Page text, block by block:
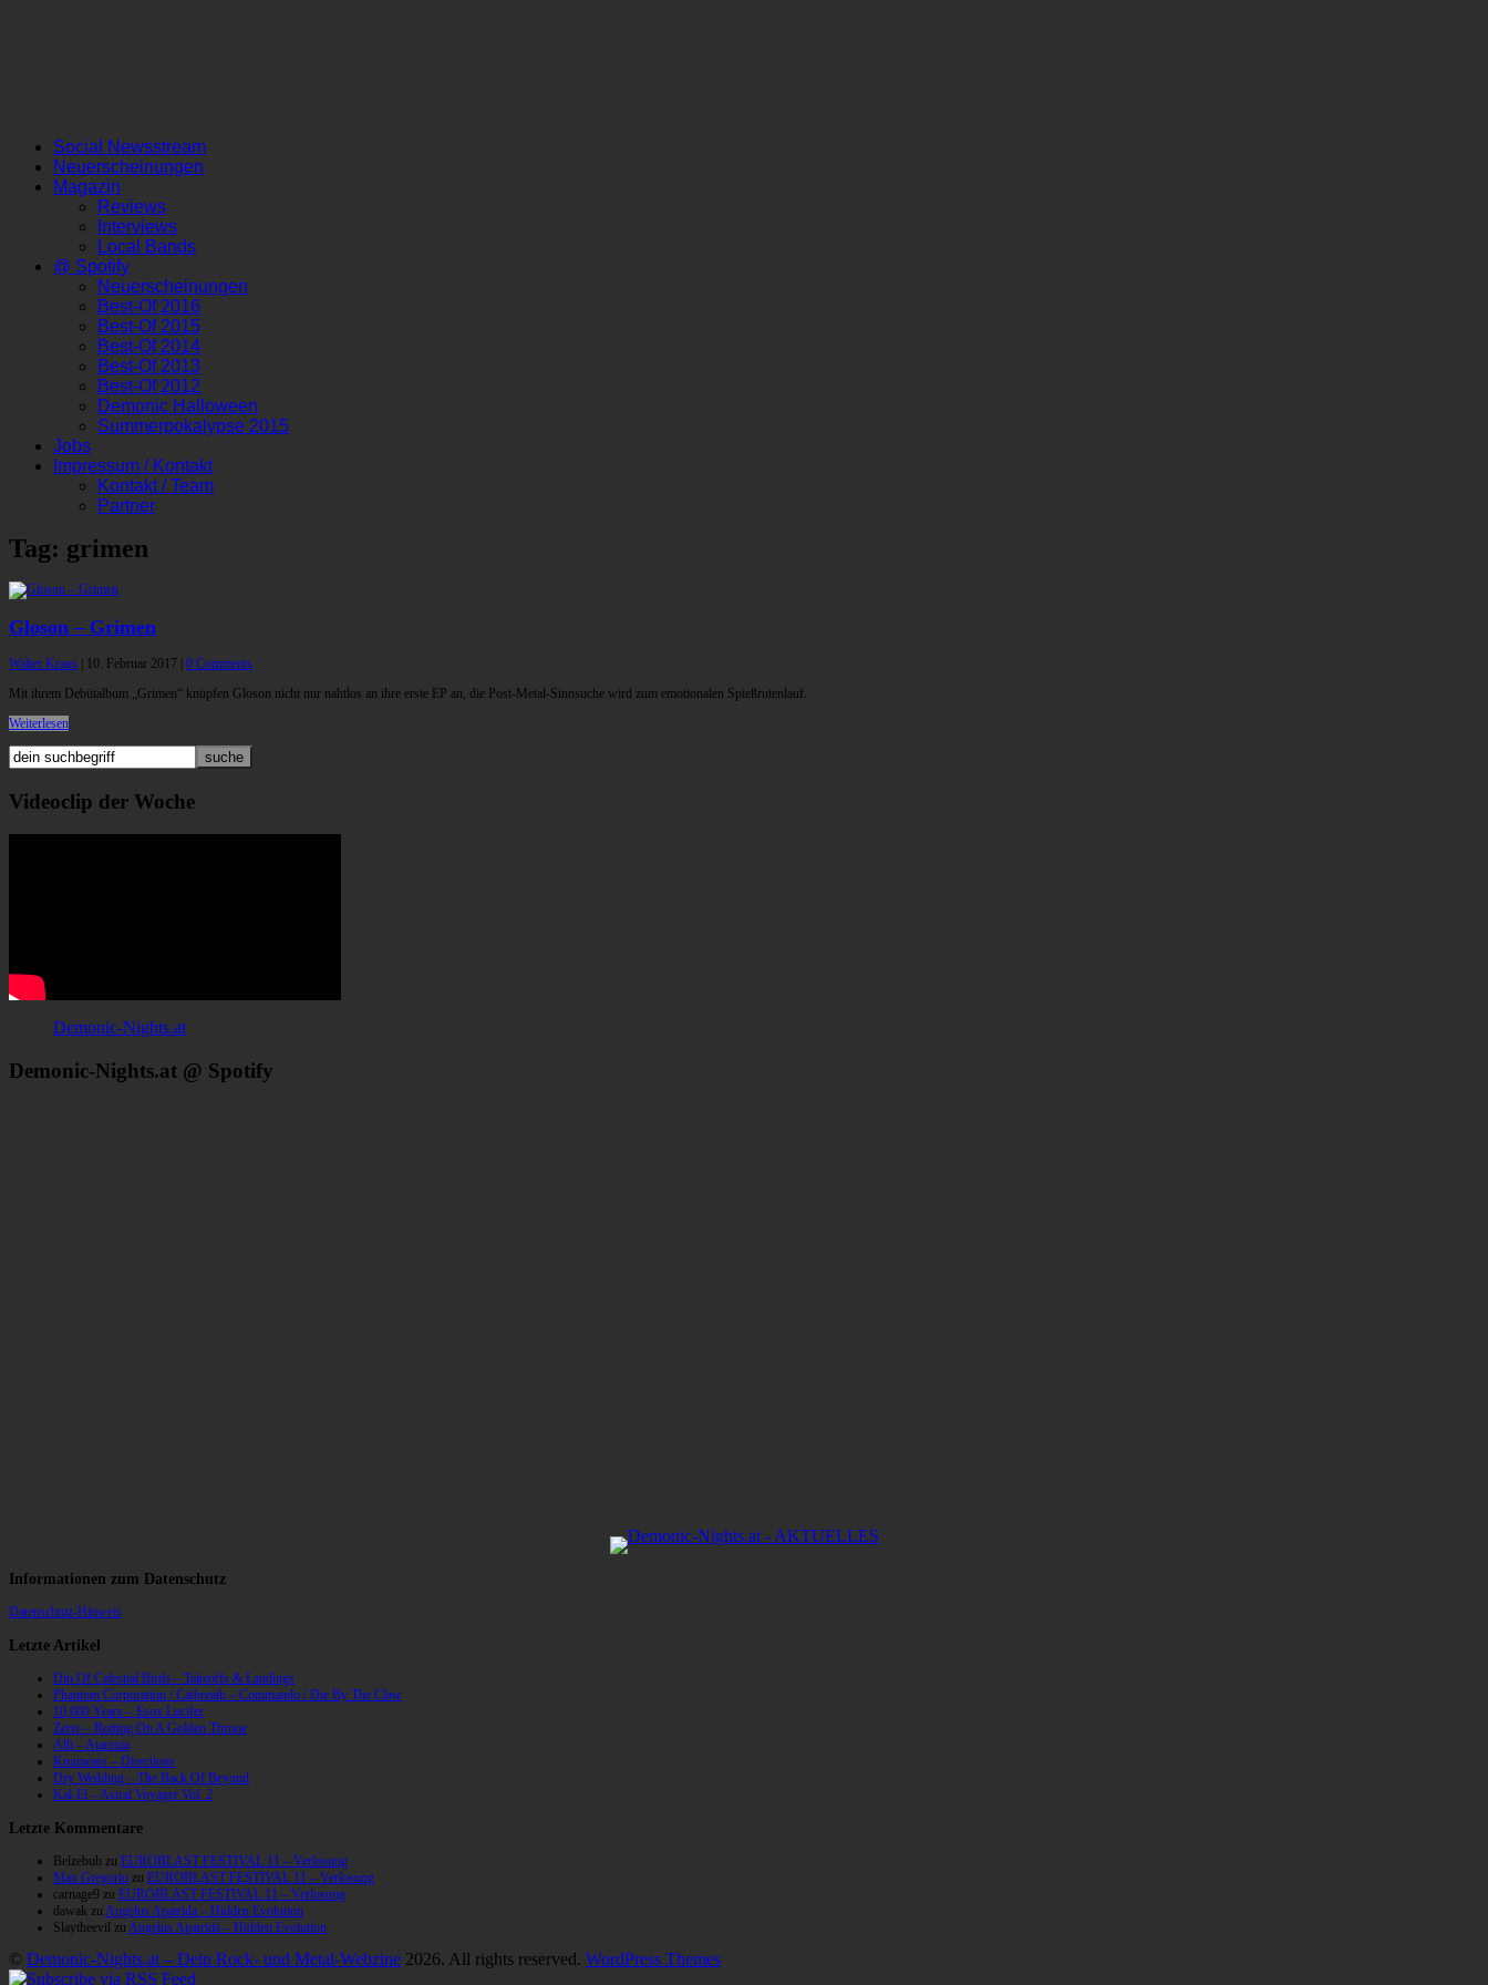
Social Newsstream
Neuerscheinungen
Magazin
Reviews
Interviews
Local Bands
@ Spotify
Neuerscheinungen
Best-Of 2016
Best-Of 2015
Best-Of 2014
Best-Of 2013
Best-Of 2012
Demonic Halloween
Summerpokalypse 2015
Jobs
Impressum / Kontakt
Kontakt / Team
Partner
Tag: grimen
Gloson – Grimen
Walter Kraus 10. Februar 2017 0 Comments
Mit ihrem Debütalbum „Grimen“ knüpfen Gloson nicht nur nahtlos an ihre erste EP an, die Post-Metal-Sinnsuche wird zum emotionalen Spießrutenlauf.
Weiterlesen
Videoclip der Woche
Demonic-Nights.at
Demonic-Nights.at @ Spotify
Informationen zum Datenschutz
Datenschutz-Hinweis
Letzte Artikel
Din Of Celestial Birds – Takeoffs & Landings
Phantom Corporation / Catbreath – Commando / Die By The Claw
10,000 Years – Esox Lucifer
Zerre – Rotting On A Golden Throne
Allt – Ataraxia
Knumears – Directions
Dry Wedding – The Back Of Beyond
Kal-El – Astral Voyager Vol. 2
Letzte Kommentare
Belzebub zu EUROBLAST FESTIVAL 11 – Verlosung
Max Gregorio zu EUROBLAST FESTIVAL 11 – Verlosung
carnage9 zu EUROBLAST FESTIVAL 11 – Verlosung
dawak zu Angelus Apatrida – Hidden Evolution
Slaytheevil zu Angelus Apatrida – Hidden Evolution
© Demonic-Nights.at – Dein Rock- und Metal-Webzine 2026. All rights reserved. WordPress Themes